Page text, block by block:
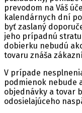
prevodom na Váš
kalendárnych dní
byť zaslaný
jeho prípadnú
dobierku nebudú
tovaru znáša
V prípade
podmienok nebude
objednávky a tovar
odosielajúceho